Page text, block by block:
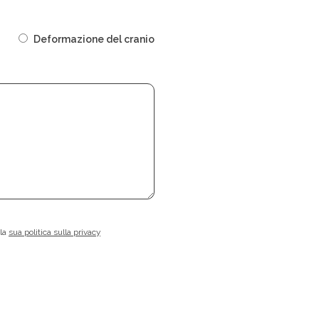
Deformazione del cranio
sua politica sulla privacy